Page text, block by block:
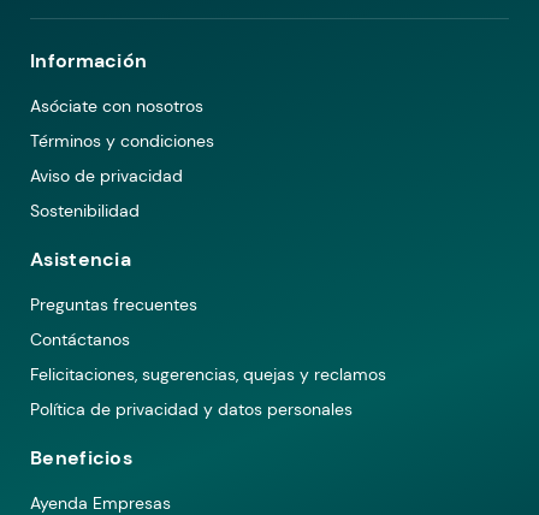
Información
Asóciate con nosotros
Términos y condiciones
Aviso de privacidad
Sostenibilidad
Asistencia
Preguntas frecuentes
Contáctanos
Felicitaciones, sugerencias, quejas y reclamos
Política de privacidad y datos personales
Beneficios
Ayenda Empresas